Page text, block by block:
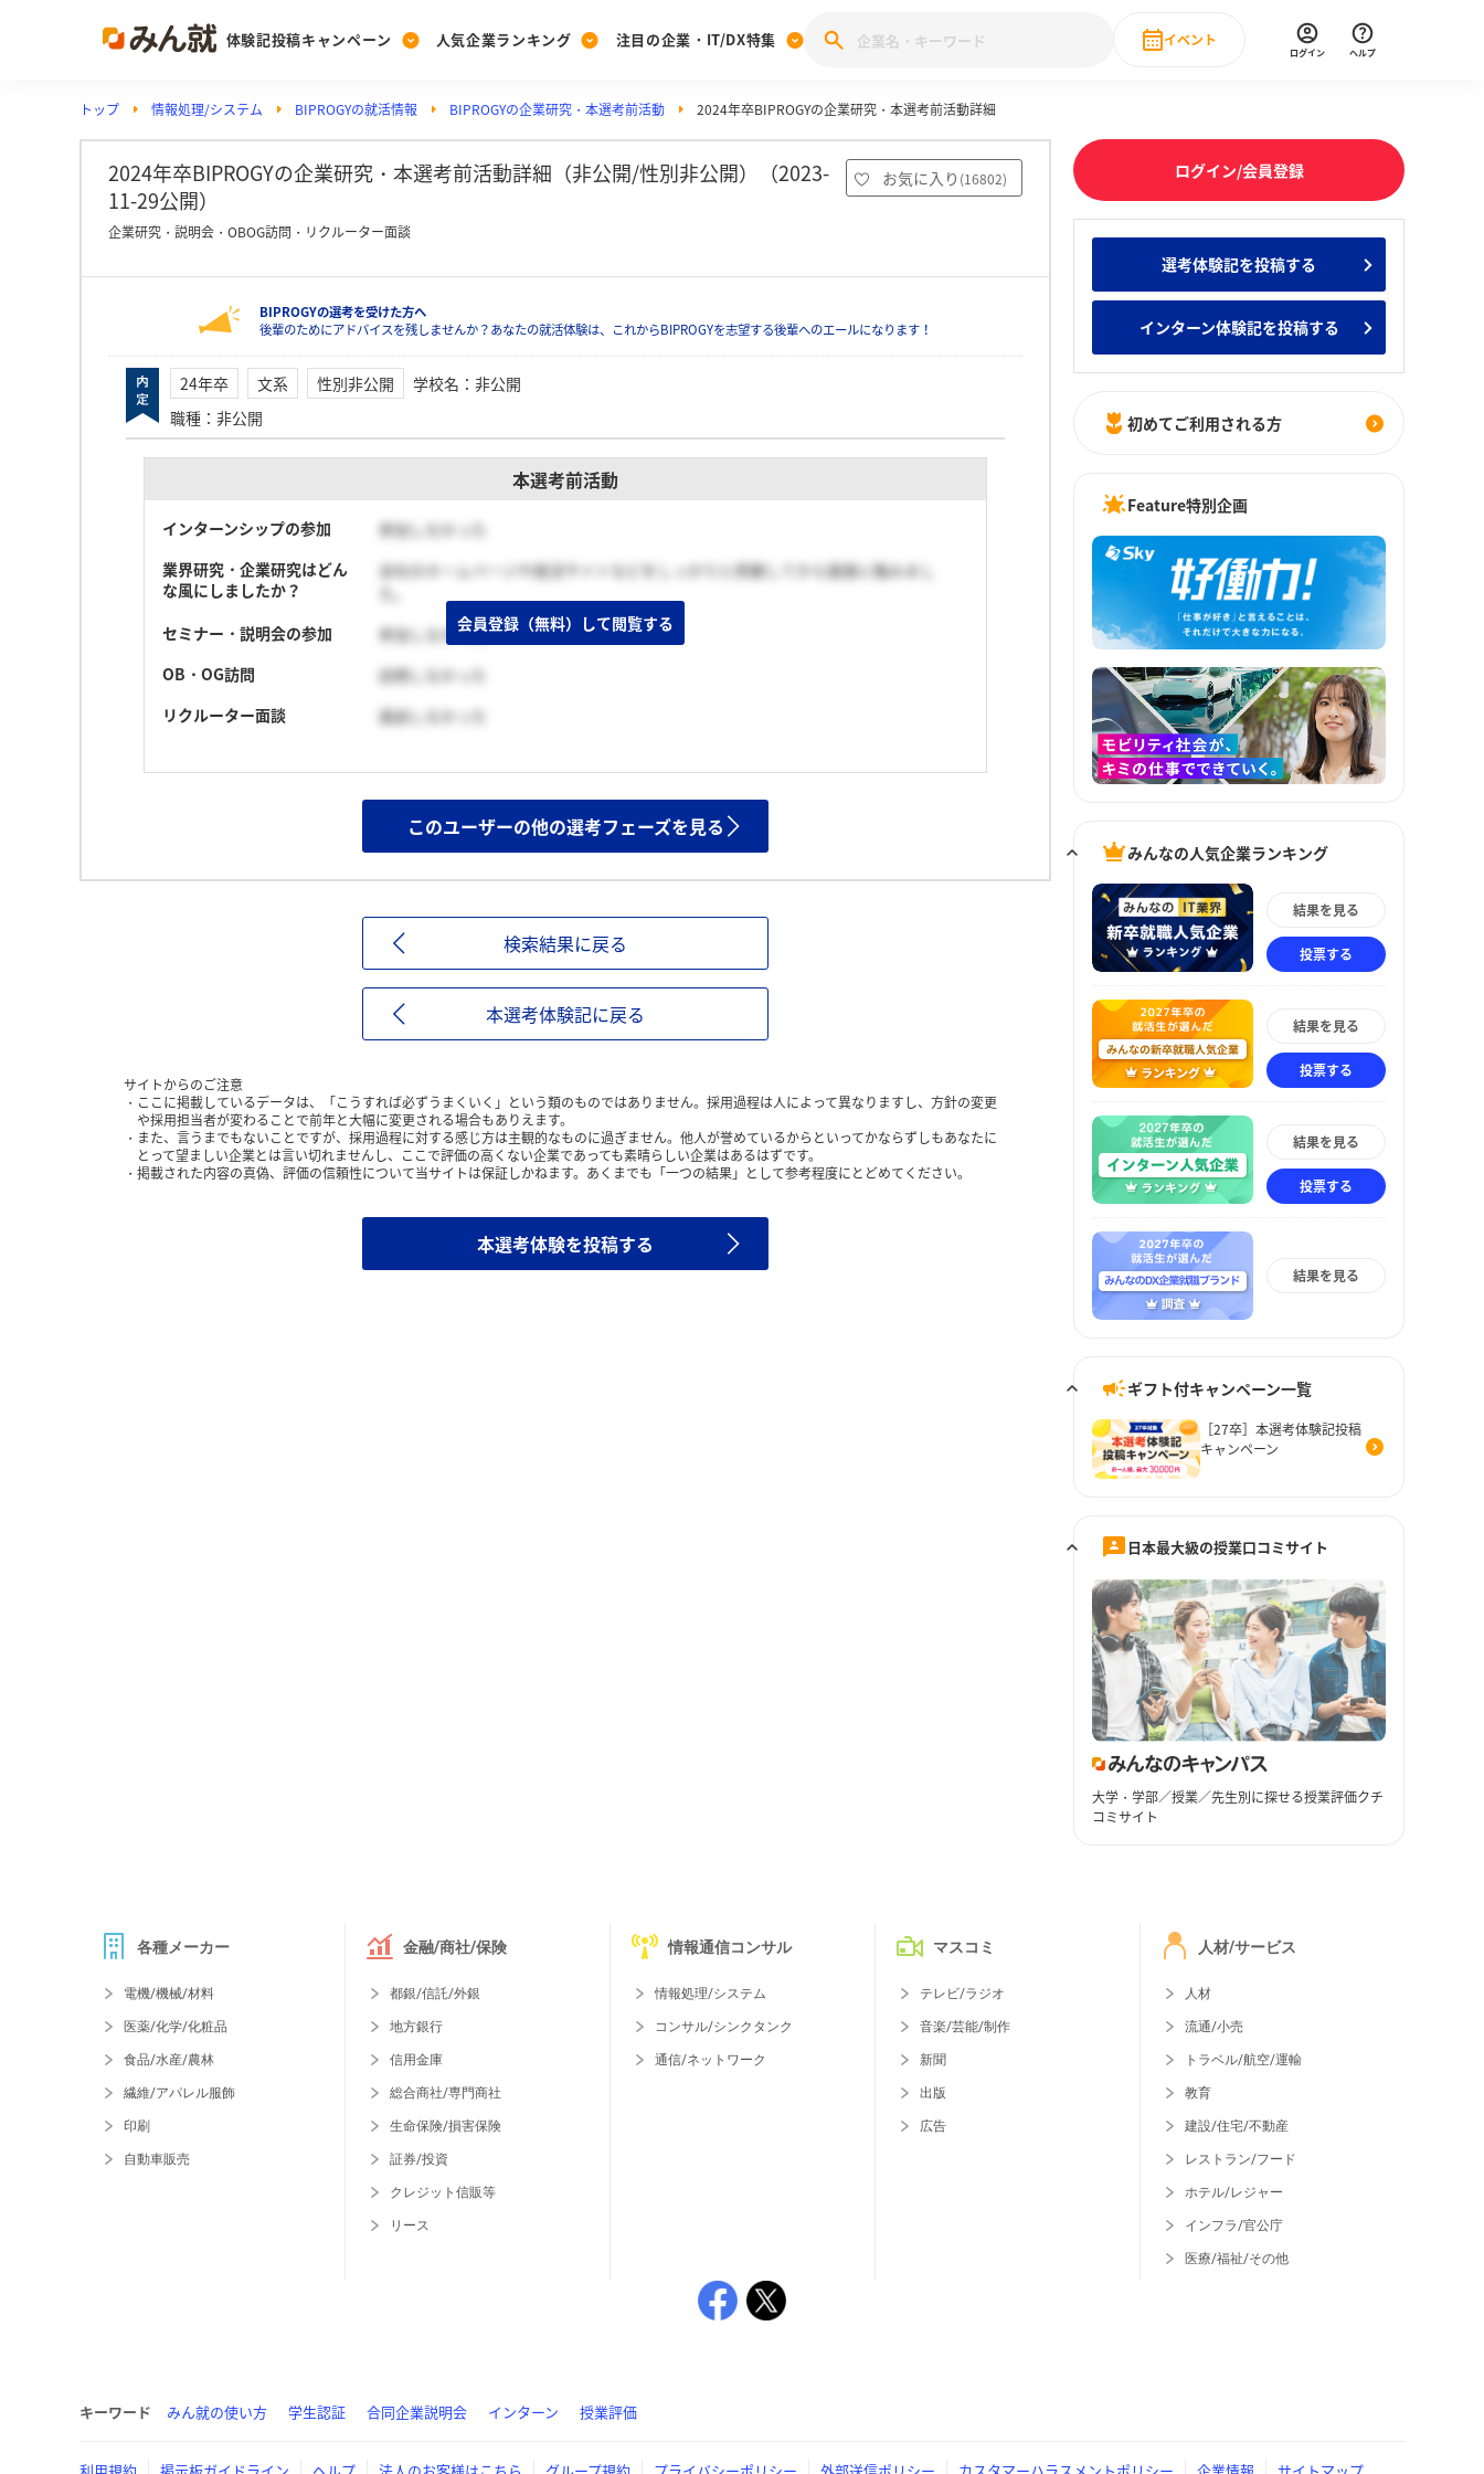
体験記投稿キャンペーン
Post
投稿する
[27卒] 本選考体験記投稿キャンペーン
人気企業ランキング
Ranking
ランキングを見る
みんなのDX企業就職ブランド調査
Vote みんなの新卒就職人気企業ランキング みんなのインターン人気企業ランキ
注目の企業・IT/DX特集
PickUp
注目の企業特集
28卒 IT・DX現場社員インタビュー
動画で知ろう！業界・企業研究
イベント
直近のイベント一覧
ログイン ヘルプ
トップ 情報処理/システム BIPROGYの就活情報 BIPROGYの企業研究・本選考前活動 2024年卒BIPROGYの企業研究・本選考前活動詳細
2024年卒BIPROGYの企業研究・本選考前活動詳細（非公開/性別非公開）（2023-
11-29公開）
お気に入り (16802)
企業研究・説明会・OBOG訪問・リクルーター面談
BIPROGYの選考を受けた方へ
後輩のためにアドバイスを残しませんか？あなたの就活体験は、これからBIPROGYを志望する後輩へのエールになります！
24年卒 文系 性別非公開 学校名 ： 非公開
職種 ： 非公開
本選考前活動
インターンシップの参加
参加しなかった
業界研究・企業研究はどん
な風にしましたか？
会社のホームページや就活サイトなどをしっかりと把握してから面接に臨みまし
セミナー・説明会の参加
参加しなかった
OB・OG訪問
訪問しなかった
リクルーター面談
面談しなかった
会員登録（無料）して閲覧する
このユーザーの他の選考フェーズを見る
検索結果に戻る
本選考体験記に戻る
サイトからのご注意
ここに掲載しているデータは、「こうすれば必ずうまくいく」という類のものではありません。採用過程は人によって異なりますし、方針の変更
や採用担当者が変わることで前年と大幅に変更される場合もありえます。
また、言うまでもないことですが、採用過程に対する感じ方は主観的なものに過ぎません。他人が誉めているからといってかならずしもあなたに
とって望ましい企業とは言い切れませんし、ここで評価の高くない企業であっても素晴らしい企業はあるはずです。
掲載された内容の真偽、評価の信頼性について当サイトは保証しかねます。あくまでも「一つの結果」として参考程度にとどめてください。
本選考体験を投稿する
ログイン/会員登録
選考体験記を投稿する
インターン体験記を投稿する
初めてご利用される方
Feature特別企画
みんなの人気企業ランキング
結果を見る
投票する
結果を見る
投票する
結果を見る
投票する
結果を見る
ギフト付キャンペーン一覧
［27卒］本選考体験記投稿
キャンペーン
日本最大級の授業口コミサイト
大学・学部／授業／先生別に探せる授業評価クチ
コミサイト
各種メーカー
電機/機械/材料
医薬/化学/化粧品
食品/水産/農林
繊維/アパレル服飾
印刷
自動車販売
金融/商社/保険
都銀/信託/外銀
地方銀行
信用金庫
総合商社/専門商社
生命保険/損害保険
証券/投資
クレジット信販等
リース
情報通信コンサル
情報処理/システム
コンサル/シンクタンク
通信/ネットワーク
マスコミ
テレビ/ラジオ
音楽/芸能/制作
新聞
出版
広告
人材/サービス
人材
流通/小売
トラベル/航空/運輸
教育
建設/住宅/不動産
レストラン/フード
ホテル/レジャー
インフラ/官公庁
医療/福祉/その他
キーワード みん就の使い方 学生認証 合同企業説明会 インターン 授業評価